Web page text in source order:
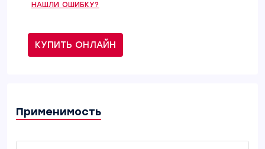
НАШЛИ ОШИБКУ?
КУПИТЬ ОНЛАЙН
Применимость